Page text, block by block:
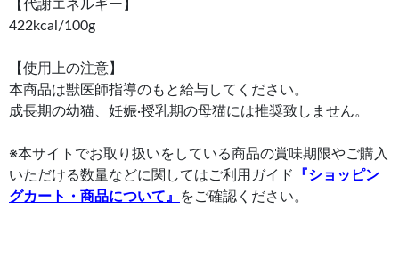
【代謝エネルギー】
422kcal/100g
【使用上の注意】
本商品は獣医師指導のもと給与してください。
成長期の幼猫、妊娠·授乳期の母猫には推奨致しません。
※本サイトでお取り扱いをしている商品の賞味期限やご購入
いただける数量などに関してはご利用ガイド
『ショッピン
グカート・商品について』
をご確認ください。